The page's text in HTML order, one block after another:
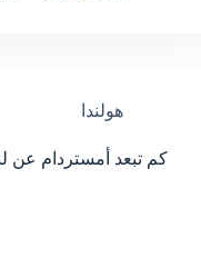
هولندا
كم تبعد أمستردام عن